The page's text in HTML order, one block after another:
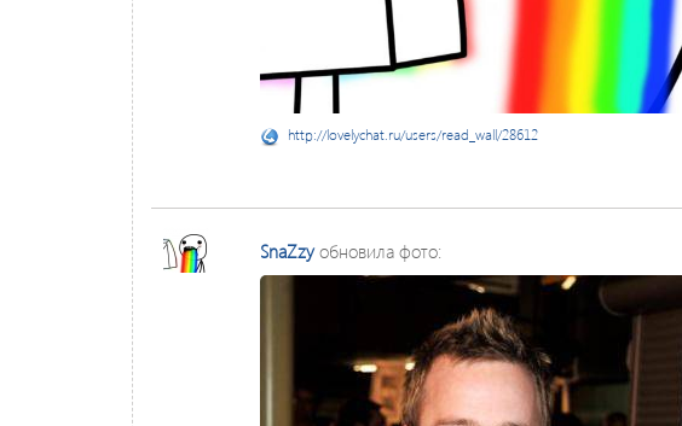
http://lovelychat.ru/users/read_wall/28612
SnaZzyобновила фото: